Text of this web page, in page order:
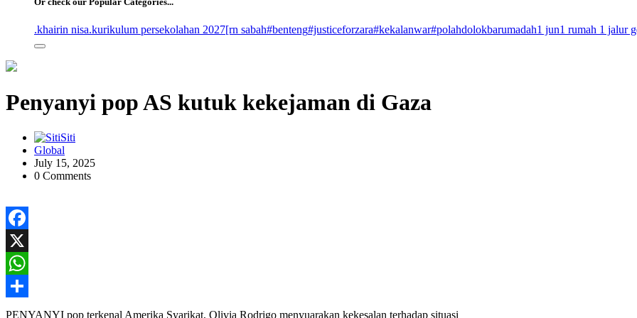
.khairin nisa.kurikulum persekolahan 2027[rn sabah#benteng#justiceforzara#kekalanwar#polahdolokbarumadah1 jun1 rumah 1 jalur
Penyanyi pop AS kutuk kekejaman di Gaza
Siti
Global
July 15, 2025
0 Comments
Facebook
X
WhatsApp
Share
PENYANYI pop terkenal Amerika Syarikat, Olivia Rodrigo menyuarakan kekesalan terhadap situasi